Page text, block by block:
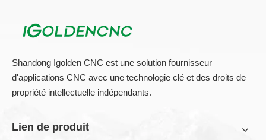
Shandong Igolden CNC est une solution fournisseur
d'applications CNC avec une technologie clé et des droits de
propriété intellectuelle indépendants.
Lien de produit